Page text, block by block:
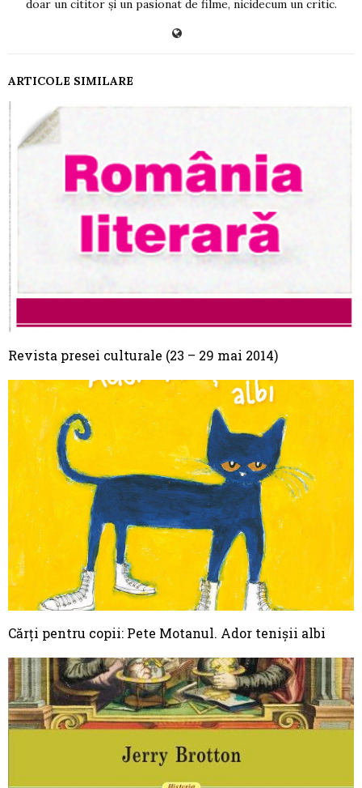
doar un cititor și un pasionat de filme, nicidecum un critic.
ARTICOLE SIMILARE
Revista presei culturale (23 – 29 mai 2014)
Cărți pentru copii: Pete Motanul. Ador tenișii albi